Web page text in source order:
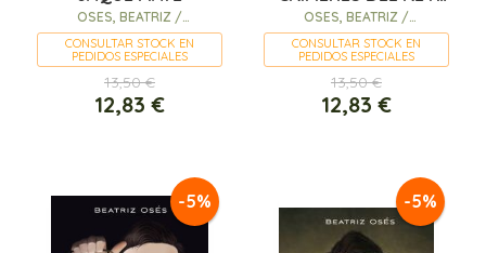
OSES, BEATRIZ /
BARRENETXEA, IBAN (IL.)
CONSULTAR STOCK EN
PEDIDOS ESPECIALES
13,50 €
12,83 €
BLANCO
OSES, BEATRIZ /
BARRENETXEA, IBAN (IL.)
CONSULTAR STOCK EN
PEDIDOS ESPECIALES
13,50 €
12,83 €
-5% -5%